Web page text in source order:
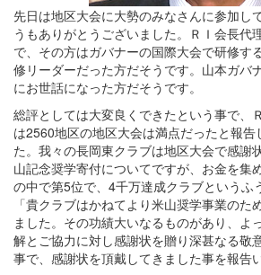
先日は地区大会に大勢のみなさんに参加し
うもありがとうございました。ＲＩ会長代
で、その方はガバナーの国際大会で研修す
修リーダーだった方だそうです。山本ガバ
にお世話になった方だそうです。
総評としては大変良くできたという事で、
は2560地区の地区大会は満点だったと報告
た。我々の長岡東クラブは地区大会で感謝
山記念奨学寄付についてですが、お金を集
の中で第5位で、4千万達成クラブというふ
「貴クラブはかねてより米山奨学事業のた
ました。その功績大いなるものがあり、よ
解とご協力に対し感謝状を贈り深甚なる敬
事で、感謝状を頂戴してきました事を報告